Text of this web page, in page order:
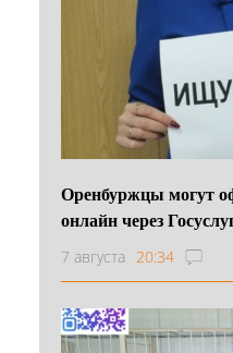
Оренбуржцы могут
онлайн через
7 августа 20:34